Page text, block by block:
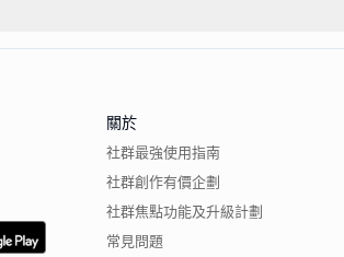
關於
社群最強使用指南
社群創作有價企劃
社群焦點功能及升級計劃
常見問題